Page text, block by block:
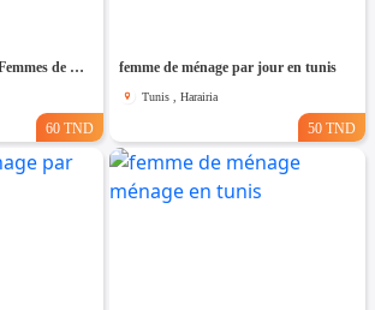
La Meilleure societe de Femmes de Ménage A cité olympique
60 TND
femme de ménage par jour en tunis
Tunis , Harairia
50 TND